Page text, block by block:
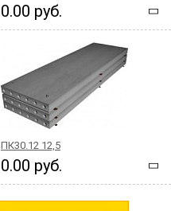
0.00 руб.
ПК30.12 12,5
0.00 руб.